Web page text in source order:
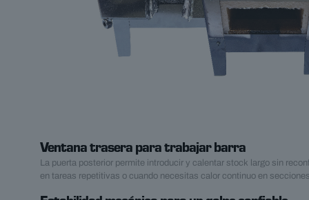
Ventana trasera para trabajar barra
La puerta posterior permite introducir y calentar stock largo sin
en tareas repetitivas o cuando necesitas calor continuo en